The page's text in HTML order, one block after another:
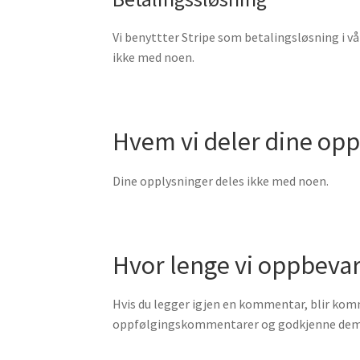
Vi benyttter Stripe som betalingsløsning i
ikke med noen.
Hvem vi deler dine
Dine opplysninger deles ikke med noen.
Hvor lenge vi
Hvis du legger igjen en kommentar, blir
oppfølgingskommentarer og godkjenne